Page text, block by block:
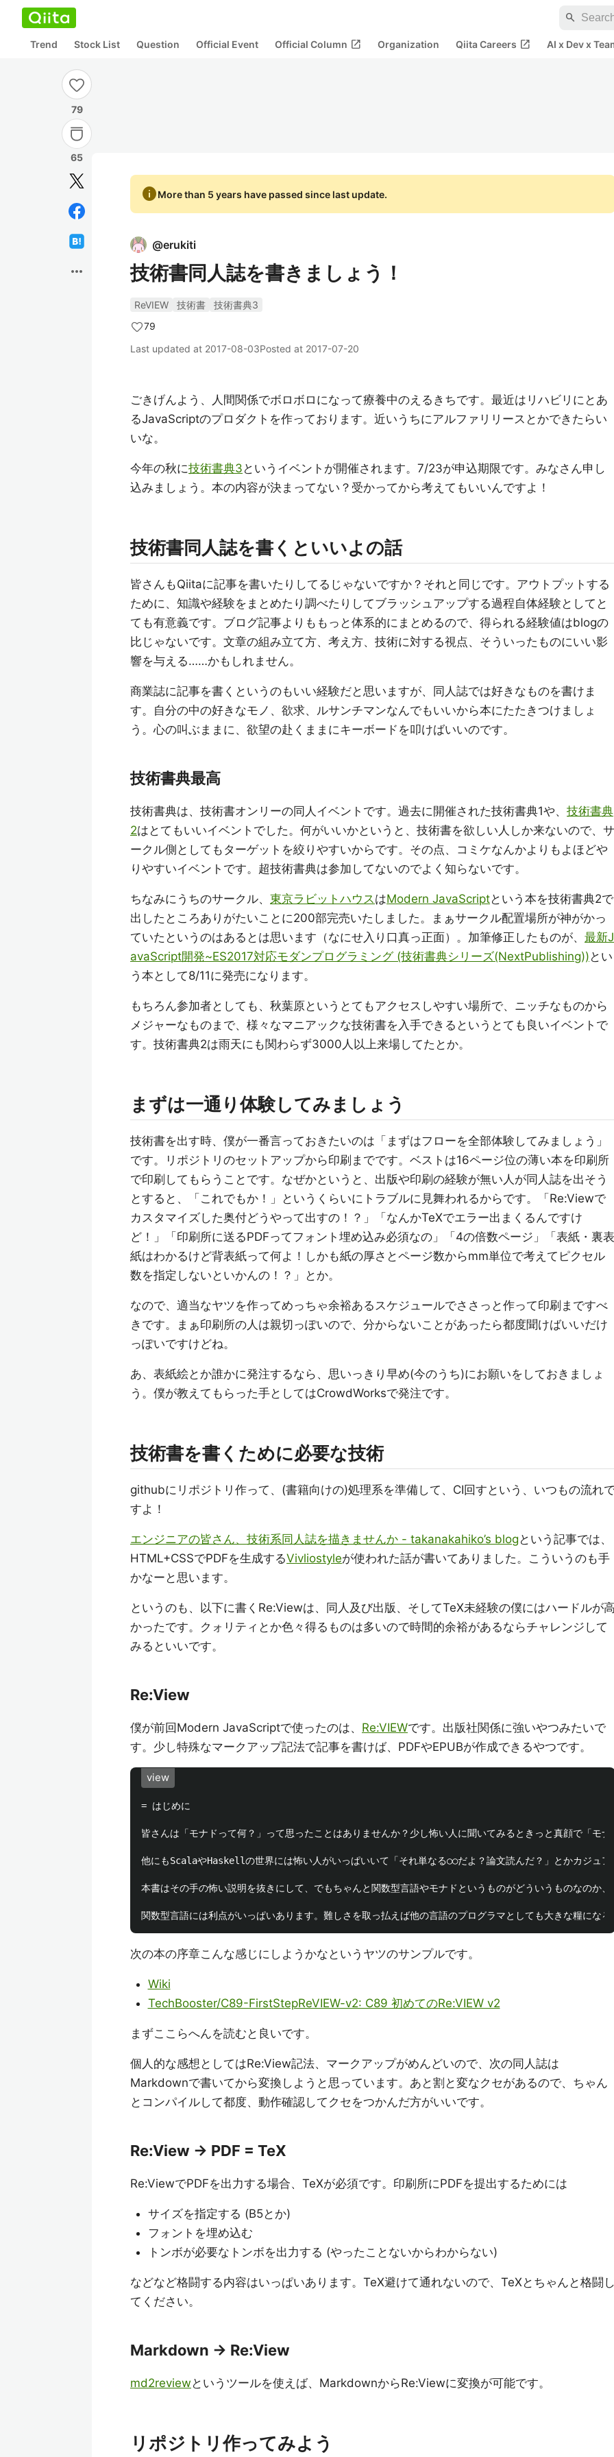
search
Trend Stock List Question Official Event Official Column open_in_new Organization Qiita Careers open_in_new AI x Dev x
79
65
more_horiz
infoMore than 5 years have passed since last update.
@erukiti
技術書同人誌を書きましょう！
ReVIEW 技術書
技術書典3
79
Last updated at 2017-08-03Posted at 2017-07-20
ごきげんよう、人間関係でボロボロになって療養中のえるきちです。最近はリハビリにとあ
るJavaScriptのプロダクトを作っております。近いうちにアルファリリースとかできたらい
いな。
今年の秋に技術書典3 というイベントが開催されます。7/23が申込期限です。みなさん申し
込みましょう。本の内容が決まってない？受かってから考えてもいいんですよ！
技術書同人誌を書くといいよの話
皆さんもQiitaに記事を書いたりしてるじゃないですか？それと同じです。アウトプットする
ために、知識や経験をまとめたり調べたりしてブラッシュアップする過程自体経験としてと
ても有意義です。ブログ記事よりももっと体系的にまとめるので、得られる経験値はblogの
比じゃないです。文章の組み立て方、考え方、技術に対する視点、そういったものにいい影
響を与える……かもしれません。
商業誌に記事を書くというのもいい経験だと思いますが、同人誌では好きなものを書けま
す。自分の中の好きなモノ、欲求、ルサンチマンなんでもいいから本にたたきつけましょ
う。心の叫ぶままに、欲望の赴くままにキーボードを叩けばいいのです。
技術書典最高
技術書典は、技術書オンリーの同人イベントです。過去に開催された技術書典1や、 技術書典
2はとてもいいイベントでした。何がいいかというと、技術書を欲しい人しか来ないので、サ
ークル側としてもターゲットを絞りやすいからです。その点、コミケなんかよりもよほどや
りやすいイベントです。超技術書典は参加してないのでよく知らないです。
ちなみにうちのサークル、 東京ラビットハウスはModern JavaScriptという本を技術書典2で
出したところありがたいことに200部完売いたしました。まぁサークル配置場所が神がかっ
ていたというのはあるとは思います（なにせ入り口真っ正面）。加筆修正したものが、 最新J
avaScript開発~ES2017対応モダンプログラミング (技術書典シリーズ(NextPublishing)) とい
う本として8/11に発売になります。
もちろん参加者としても、秋葉原というとてもアクセスしやすい場所で、ニッチなものから
メジャーなものまで、様々なマニアックな技術書を入手できるというとても良いイベントで
す。技術書典2は雨天にも関わらず3000人以上来場してたとか。
まずは一通り体験してみましょう
技術書を出す時、僕が一番言っておきたいのは「まずはフローを全部体験してみましょう」
です。リポジトリのセットアップから印刷までです。ベストは16ページ位の薄い本を印刷所
で印刷してもらうことです。なぜかというと、出版や印刷の経験が無い人が同人誌を出そう
とすると、「これでもか！」というくらいにトラブルに見舞われるからです。「Re:Viewで
カスタマイズした奥付どうやって出すの！？」「なんかTeXでエラー出まくるんですけ
ど！」「印刷所に送るPDFってフォント埋め込み必須なの」「4の倍数ページ」「表紙・裏表
紙はわかるけど背表紙って何よ！しかも紙の厚さとページ数からmm単位で考えてピクセル
数を指定しないといかんの！？」とか。
なので、適当なヤツを作ってめっちゃ余裕あるスケジュールでささっと作って印刷まですべ
きです。まぁ印刷所の人は親切っぽいので、分からないことがあったら都度聞けばいいだけ
っぽいですけどね。
あ、表紙絵とか誰かに発注するなら、思いっきり早め(今のうち)にお願いをしておきましょ
う。僕が教えてもらった手としてはCrowdWorksで発注です。
技術書を書くために必要な技術
githubにリポジトリ作って、(書籍向けの)処理系を準備して、CI回すという、いつもの流れ
すよ！
エンジニアの皆さん、技術系同人誌を描きませんか - takanakahiko’s blog という記事では、
HTML+CSSでPDFを生成するVivliostyleが使われた話が書いてありました。こういうのも手
かなーと思います。
というのも、以下に書くRe:Viewは、同人及び出版、そしてTeX未経験の僕にはハードルが
かったです。クォリティとか色々得るものは多いので時間的余裕があるならチャレンジして
みるといいです。
Re:View
僕が前回Modern JavaScriptで使ったのは、 Re:VIEWです。出版社関係に強いやつみたいで
す。少し特殊なマークアップ記法で記事を書けば、PDFやEPUBが作成できるやつです。
view
= はじめに
皆さんは「モナドって何？」って思ったことはありませんか？少し怖い人に聞いてみるときっと真顔で「
他にもScalaやHaskellの世界には怖い人がいっぱいいて「それ単なる○○だよ？論文読んだ？」とかカジュ
本書はその手の怖い説明を抜きにして、でもちゃんと関数型言語やモナドというものがどういうものなの
次の本の序章こんな感じにしようかなというヤツのサンプルです。
Wiki
TechBooster/C89-FirstStepReVIEW-v2: C89 初めてのRe:VIEW v2
まずここらへんを読むと良いです。
個人的な感想としてはRe:View記法、マークアップがめんどいので、次の同人誌は
Markdownで書いてから変換しようと思っています。あと割と変なクセがあるので、ちゃん
とコンパイルして都度、動作確認してクセをつかんだ方がいいです。
Re:View -> PDF = TeX
Re:ViewでPDFを出力する場合、TeXが必須です。印刷所にPDFを提出するためには
サイズを指定する (B5とか)
フォントを埋め込む
トンボが必要なトンボを出力する (やったことないからわからない)
などなど格闘する内容はいっぱいあります。TeX避けて通れないので、TeXとちゃんと格闘
てください。
Markdown -> Re:View
md2review というツールを使えば、MarkdownからRe:Viewに変換が可能です。
リポジトリ作ってみよう